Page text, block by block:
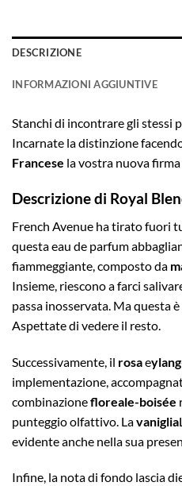
DESCRIZIONE
INFORMAZIONI AGGIUNTIVE
Stanchi di incontrare gli stessi
Incarnate la distinzione
Francese la vostra nuova
Descrizione di Royal
French Avenue ha tirato fuori
questa eau de parfum
fiammeggiante, composto da
Insieme, riescono a farci
passa inosservata. Ma questa
Aspettate di vedere il resto.
Successivamente, il rosae
implementazione,
combinazionefloreale-boisée
punteggio olfattivo. Lavaniglia
evidente anche nella sua
Infine, la nota di fondo lascia